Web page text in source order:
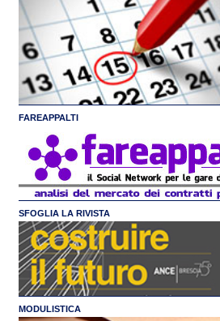
FAREAPPALTI
SFOGLIA LA RIVISTA
MODULISTICA